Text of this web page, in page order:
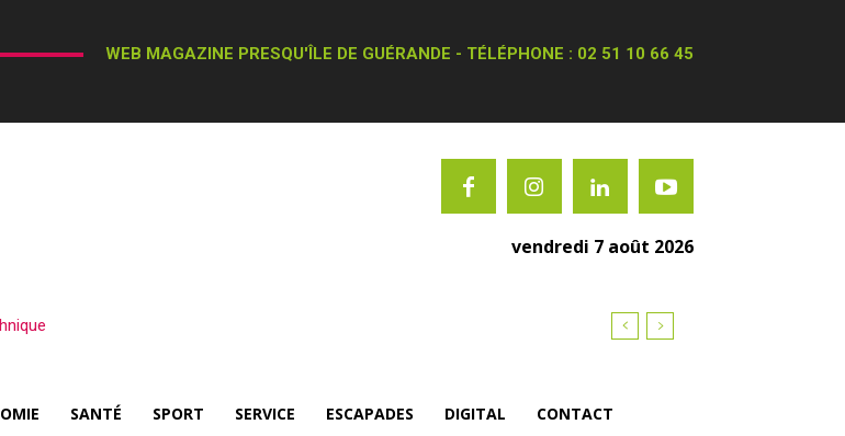
WEB MAGAZINE PRESQU'ÎLE DE GUÉRANDE - TÉLÉPHONE : 02 51 10 66 45
vendredi 7 août 2026
SANTÉ SPORT SERVICE ESCAPADES DIGITAL CONTACT